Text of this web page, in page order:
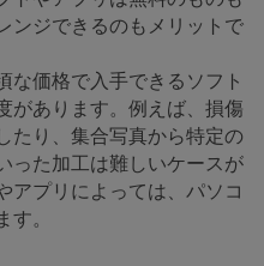
ンジできるのもメリットで
な価格で入手できるソフト
があります。例えば、損傷
たり、集合写真から特定の
った加工は難しいケースが
アプリによっては、パソコ
。